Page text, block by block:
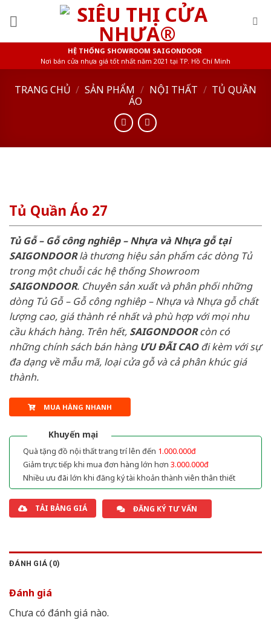
HỆ THỐNG SHOWROOM SAIGONDOOR
Nơi bán cửa nhựa giá tốt nhất năm 2021 tại TP. Hồ Chí Minh
TRANG CHỦ / SẢN PHẨM / NỘI THẤT / TỦ QUẦN
ÁO
Tủ Quần Áo 27
Tủ Gỗ – Gỗ công nghiêp – Nhựa và Nhựa gỗ tại
SAIGONDOORlà thương hiệu sản phẩm các dòng Tủ
trong một chuỗi các hệ thống Showroom
SAIGONDOOR. Chuyên sản xuất và phân phối những
dòng Tủ Gỗ – Gỗ công nghiêp – Nhựa và Nhựa gỗ chất
lượng cao, giá thành rẻ nhất và phù hợp với mọi nhu
cầu khách hàng. Trên hết, SAIGONDOORcòn có
những chính sách bán hàng ƯU ĐÃI CAOđi kèm với sự
đa dạng về mẫu mã, loại cửa gỗ và cả phân khúc giá
thành.
MUA HÀNG NHANH
Khuyến mại
Quà tặng đồ nội thất trang trí lên đến 1.000.000đ
Giảm trực tiếp khi mua đơn hàng lớn hơn 3.000.000đ
Nhiều ưu đãi lớn khi đăng ký tài khoản thành viên thân thiết
TẢI BẢNG GIÁ ĐĂNG KÝ TƯ VẤN
ĐÁNH GIÁ (0)
Đánh giá
Chưa có đánh giá nào.